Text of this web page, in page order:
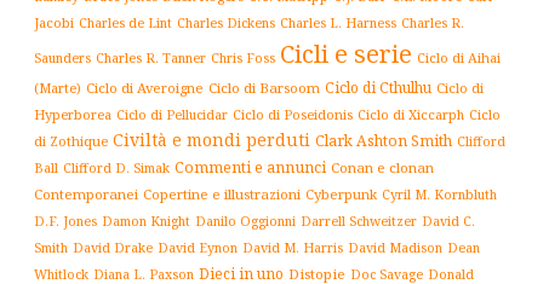
Jacobi Charles de Lint Charles Dickens Charles L. Harness Charles R.
Saunders Charles R. Tanner Chris Foss Cicli e serie Ciclo di Aihai
(Marte) Ciclo di Averoigne Ciclo di Barsoom Ciclo di Cthulhu Ciclo di
Hyperborea Ciclo di Pellucidar Ciclo di Poseidonis Ciclo di Xiccarph Ciclo
di Zothique Civiltà e mondi perduti Clark Ashton Smith Clifford
Ball Clifford D. Simak Commenti e annunci Conan e clonan
Contemporanei Copertine e illustrazioni Cyberpunk Cyril M. Kornbluth
D.F. Jones Damon Knight Danilo Oggionni Darrell Schweitzer David C.
Smith David Drake David Eynon David M. Harris David Madison Dean
Whitlock Diana L. Paxson Dieci in uno Distopie Doc Savage Donald